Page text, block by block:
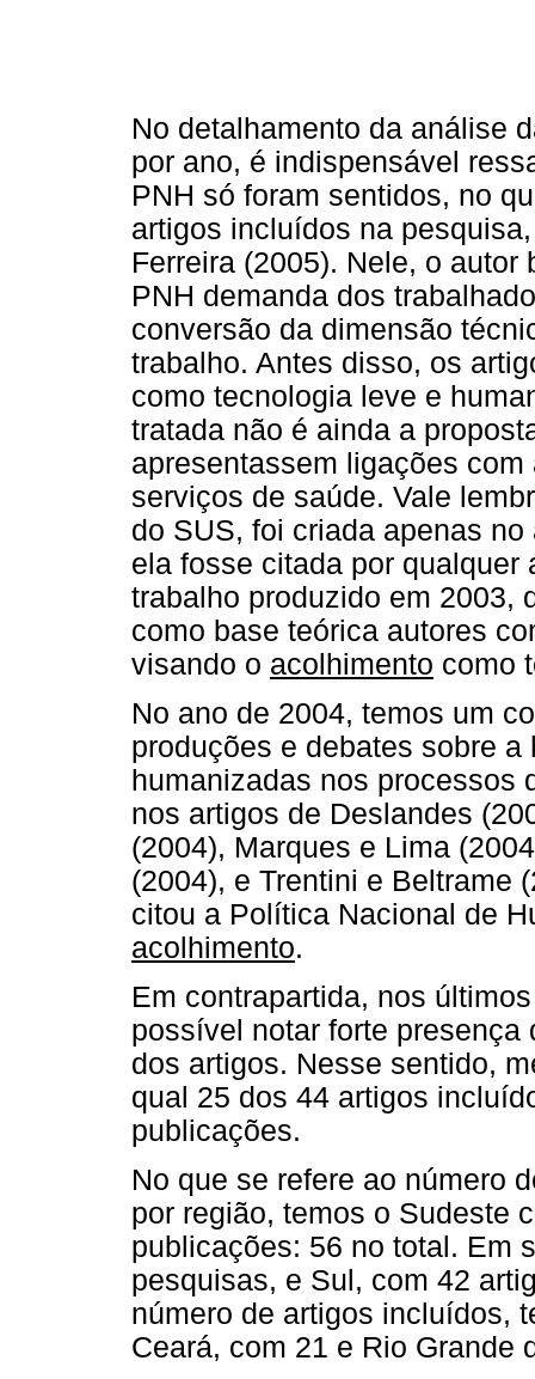
No detalhamento da análise
por ano, é indispensável
PNH só foram sentidos, no
artigos incluídos na
Ferreira (2005). Nele, o
PNH demanda dos
conversão da dimensão
trabalho. Antes disso, os
como tecnologia leve e
tratada não é ainda a
apresentassem ligações
serviços de saúde. Vale
do SUS, foi criada apenas
ela fosse citada por qualquer
trabalho produzido em 2003,
como base teórica autores
visando o acolhimento como
No ano de 2004, temos um
produções e debates sobre
humanizadas nos processos
nos artigos de Deslandes
(2004), Marques e Lima
(2004), e Trentini e Beltrame
citou a Política Nacional de
acolhimento.
Em contrapartida, nos
possível notar forte
dos artigos. Nesse sentido,
qual 25 dos 44 artigos
publicações.
No que se refere ao número
por região, temos o Sudeste
publicações: 56 no total. Em
pesquisas, e Sul, com 42
número de artigos incluídos,
Ceará, com 21 e Rio Grande